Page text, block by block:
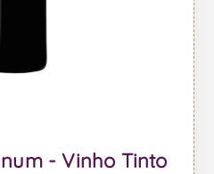
- Vinho Tinto